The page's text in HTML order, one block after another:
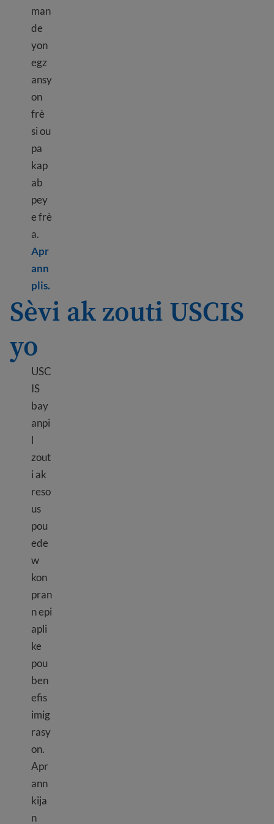
man
de
yon
egz
ansy
on
frè
si ou
pa
kap
ab
pey
e frè
a.
Apr
ann
plis.Learn more about Paying USCIS fees
Sèvi ak zouti USCIS
yo
USC
IS
bay
anpi
l
zout
i ak
reso
us
pou
ede
w
kon
pran
n epi
apli
ke
pou
ben
efis
imig
rasy
on.
Apr
ann
kija
n